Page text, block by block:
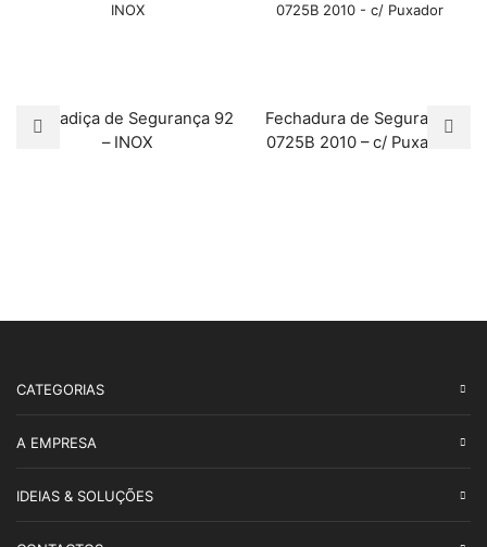
Dobradiça de Segurança 92
– INOX
Fechadura de Segurança
0725B 2010 – c/ Puxador
CATEGORIAS
A EMPRESA
IDEIAS & SOLUÇÕES